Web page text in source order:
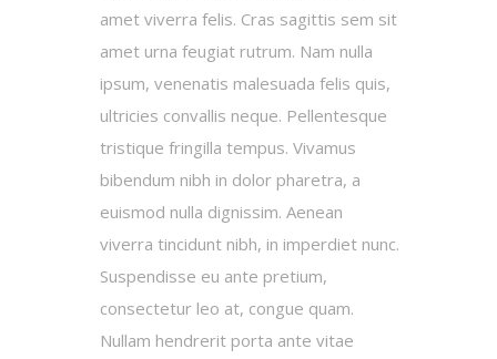
amet viverra felis. Cras sagittis sem sit
amet urna feugiat rutrum. Nam nulla
ipsum, venenatis malesuada felis quis,
ultricies convallis neque. Pellentesque
tristique fringilla tempus. Vivamus
bibendum nibh in dolor pharetra, a
euismod nulla dignissim. Aenean
viverra tincidunt nibh, in imperdiet nunc.
Suspendisse eu ante pretium,
consectetur leo at, congue quam.
Nullam hendrerit porta ante vitae